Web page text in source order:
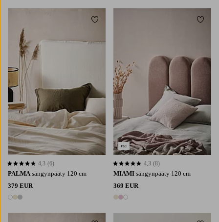
PALMA sängynpääty 120 cm
379 EUR
3 värejä
4,3 perustuen 6 arvosanaan
4,3 (6)
Lisää suosikkeihin
MIAMI sängynpääty 120 cm
369 EUR
3 värejä
4,3 perustuen 8 arvosanaan
4,3 (8)
Lisää